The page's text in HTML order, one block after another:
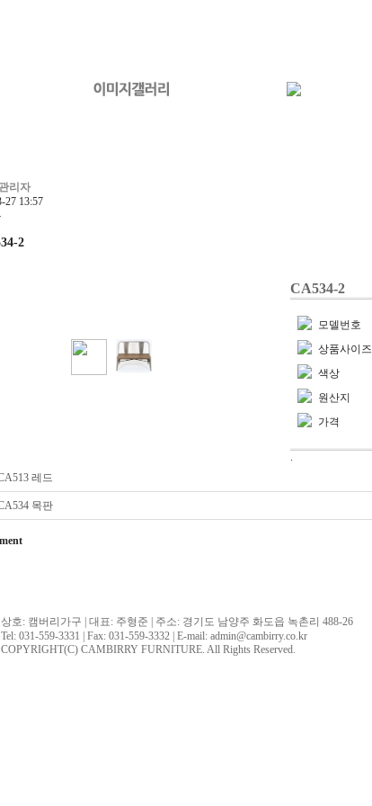
리자
27 13:57
2
CA534-2
모델번호
상품사이즈
색상
원산지
가격
.
레드
목판
상호: 캠버리가구 | 대표: 주형준 | 주소: 경기도 남양주 화도읍 녹촌리 488-26
Tel: 031-559-3331 | Fax: 031-559-3332 | E-mail: admin@cambirry.co.kr
COPYRIGHT(C) CAMBIRRY FURNITURE. All Rights Reserved.